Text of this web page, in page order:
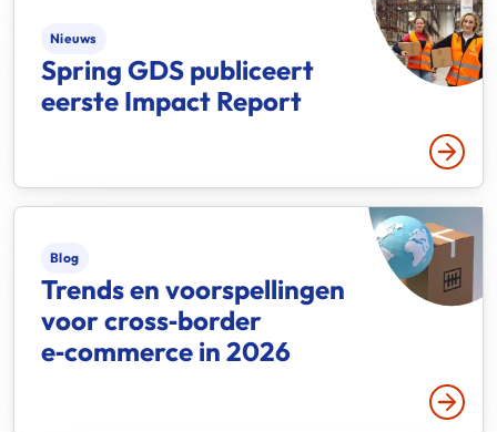
Nieuws
Spring GDS publiceert
eerste Impact Report
Lees
Blog
Trends en voorspellingen
voor cross‑border
e‑commerce in 2026
Lees